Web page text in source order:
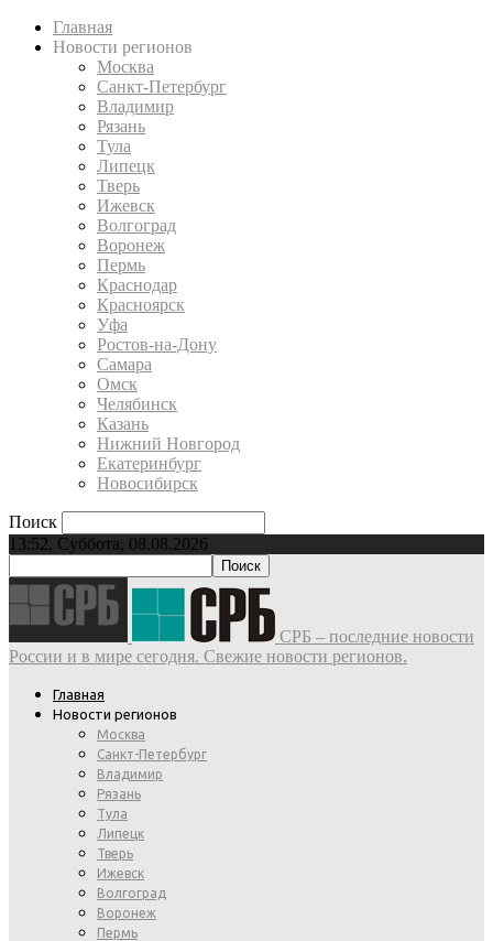
Главная
Новости регионов
Москва
Санкт-Петербург
Владимир
Рязань
Тула
Липецк
Тверь
Ижевск
Волгоград
Воронеж
Пермь
Краснодар
Красноярск
Уфа
Ростов-на-Дону
Самара
Омск
Челябинск
Казань
Нижний Новгород
Екатеринбург
Новосибирск
Поиск
13:52, Суббота, 08.08.2026
СРБ – последние новости
России и в мире сегодня. Свежие новости регионов.
Главная
Новости регионов
Москва
Санкт-Петербург
Владимир
Рязань
Тула
Липецк
Тверь
Ижевск
Волгоград
Воронеж
Пермь